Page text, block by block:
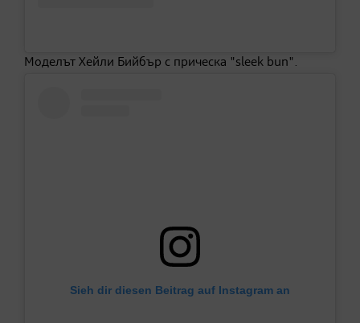
Моделът Хейли Бийбър с прическа "sleek bun".
Sieh dir diesen Beitrag auf Instagram an